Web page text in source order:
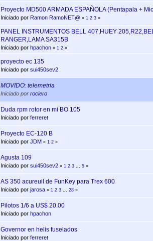
Proyecto MD500 ARMADA ESPAÑOLA (Pentapala +
Iniciado por Ramon RamoNET@ « 1 2 3 »
PANEL INSTRUMENTOS BELL 407,HUEY
RANGER,LAMA SA315B
Iniciado por hpachon « 1 2 »
proyecto ec 135
Iniciado por sui450sev2
MOVIDO: telemetria
Iniciado por rociero
Duda rpm rotor en mi BO 105
Iniciado por ferreret
Proyecto EC-120 B
Iniciado por JDM « 1 2 »
Agusta 109
Iniciado por sui450sev2 « 1 2 3 5 »
AS 350 acureuil de FunKey para Trex 600
Iniciado por jarosa « 1 2 3 28 »
Pilotos 1/6 a US$ 20.00
Iniciado por hpachon
Governor en helis fuselados
Iniciado por ferreret